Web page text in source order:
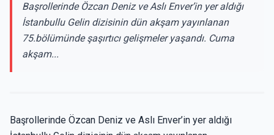
Başrollerinde Özcan Deniz ve Aslı Enver’in yer aldığı
İstanbullu Gelin dizisinin dün akşam yayınlanan
75.bölümünde şaşırtıcı gelişmeler yaşandı. Cuma
akşam...
Başrollerinde Özcan Deniz ve Aslı Enver’in yer aldığı